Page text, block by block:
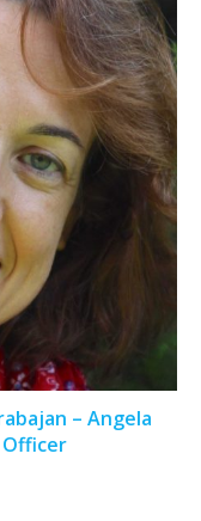
– Angela
Officer